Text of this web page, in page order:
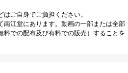
はご自身でご負担ください。
南江堂にあります。動画の一部または全部
料での配布及び有料での販売）することを